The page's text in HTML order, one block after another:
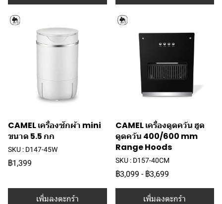
CAMEL เครื่องซักผ้า mini
ขนาด 5.5 กก
SKU : D147-45W
฿1,399
เพิ่มลงตะกร้า
CAMEL เครื่องดูดควัน ฮูด
ดูดควัน 400/600 mm
Range Hoods
SKU : D157-40CM
฿3,099 - ฿3,699
เพิ่มลงตะกร้า